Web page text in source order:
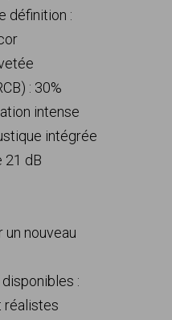
définition :
: 30%
intense
intégrée
21 dB
nouveau
:
réalistes